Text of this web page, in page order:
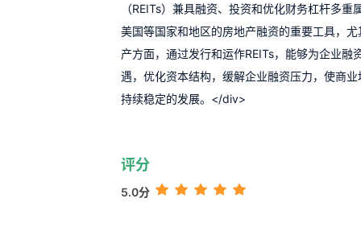
（REITs）兼具融资、投资和优化财务杠杆多重
美国等国家和地区的房地产融资的重要工具，
产方面，通过发行和运作REITs，能够为企业融
遇，优化资本结构，缓解企业融资压力，使商
持续稳定的发展。</div>
评分
5.0分